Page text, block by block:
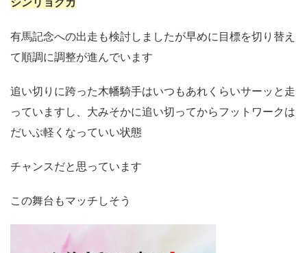
有馬記念への出走も検討しましたが早めに目標を切り替え
て順調に調整が進んでいます
追い切りに跨った木幡騎手はいつもあれくらいサーッと走
っていますし、大みそかに追い切ってからフットワークは
だいぶ軽くなっていい状態
チャンスだと思っています
この舞台もマッチしそう